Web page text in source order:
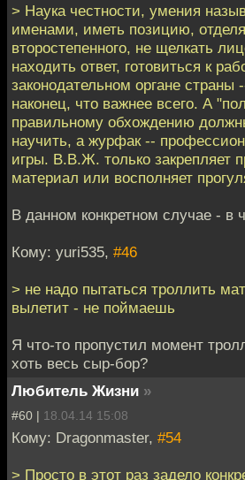
> Наука честности, умения
именами, иметь позицию,
второстепенного, не щелкать
находить ответ, готовиться к
законодательном органе
наконец, что важнее всего. А
правильному обхождению
научить, а журфак --
игры. В.В.Ж. только закрепляет
материал или восполняет
В данном конкретном случае - в
Кому: yuri535, #46
> не надо пытаться троллить
вылетит - не поймаешь
Я что-то пропустил момент
хоть весь сыр-бор?
Любитель Жизни »
#60 | 18.04.14 15:08
Кому: Dragonmaster, #54
> Просто в этот раз задело